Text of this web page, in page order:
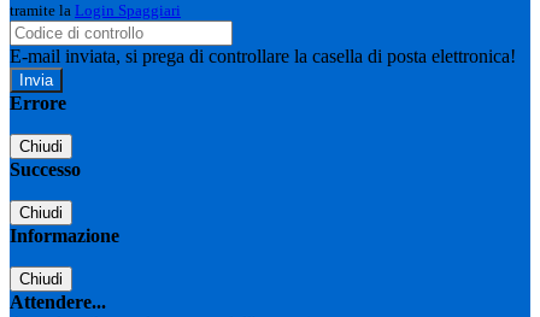
tramite la Login Spaggiari
E-mail inviata, si prega di controllare la casella di posta elettronica!
Errore
Chiudi
Successo
Chiudi
Informazione
Chiudi
Attendere...